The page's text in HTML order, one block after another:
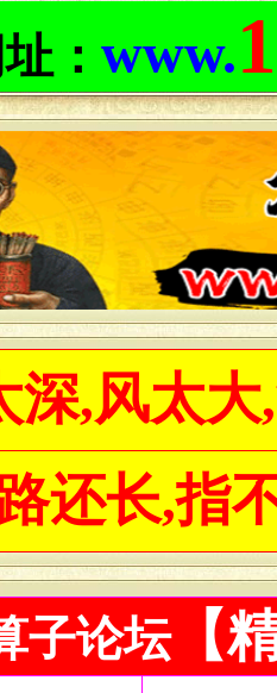
： www.
深,风太
还长,指
子论坛【